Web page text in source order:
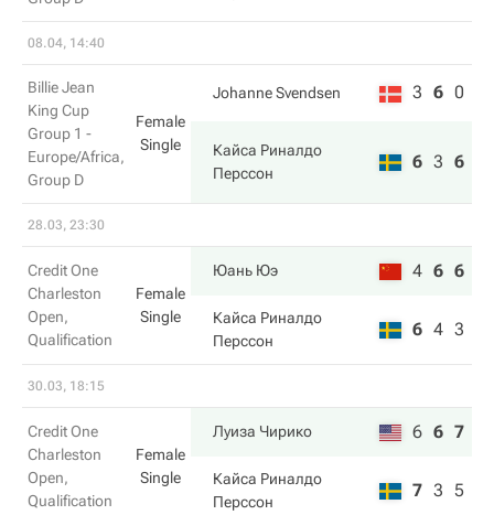
08.04, 14:40
Billie Jean
King Cup
Group 1 -
Europe/Africa,
Group D
Female
Single
Johanne Svendsen 3 6 0
Кайса Риналдо
Перссон
6 3 6
28.03, 23:30
Credit One
Charleston
Open,
Qualification
Female
Single
Юань Юэ 4 6 6
Кайса Риналдо
Перссон
6 4 3
30.03, 18:15
Credit One
Charleston
Open,
Qualification
Female
Single
Луиза Чирико 6 6 7
Кайса Риналдо
Перссон
7 3 5